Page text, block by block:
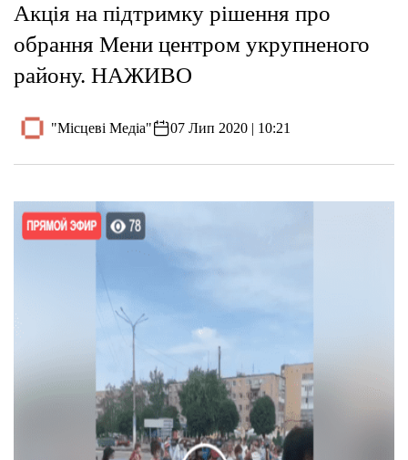
Акція на підтримку рішення про
обрання Мени центром укрупненого
району. НАЖИВО
"Місцеві Медіа" 07 Лип 2020 | 10:21